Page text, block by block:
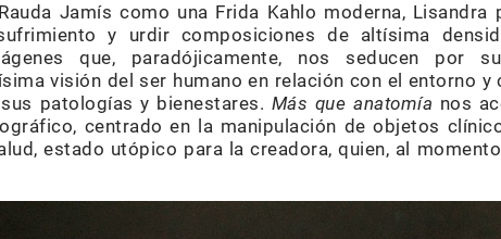
Jamís como una Frida Kahlo moderna, Lisandra
y urdir composiciones de altísima
que, paradójicamente, nos seducen por
visión del ser humano en relación con el entorno y
patologías y bienestares. Más que anatomía nos
centrado en la manipulación de objetos
estado utópico para la creadora, quien, al